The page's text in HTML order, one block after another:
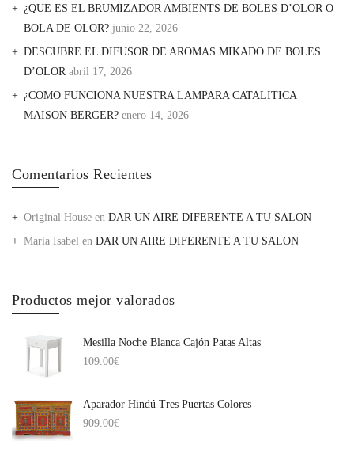
¿QUE ES EL BRUMIZADOR AMBIENTS DE BOLES D’OLOR O
BOLA DE OLOR? junio 22, 2026
DESCUBRE EL DIFUSOR DE AROMAS MIKADO DE BOLES
D’OLOR abril 17, 2026
¿COMO FUNCIONA NUESTRA LAMPARA CATALITICA
MAISON BERGER? enero 14, 2026
Comentarios Recientes
Original House en DAR UN AIRE DIFERENTE A TU SALON
Maria Isabel en DAR UN AIRE DIFERENTE A TU SALON
Productos mejor valorados
Mesilla Noche Blanca Cajón Patas Altas
109.00€
Aparador Hindú Tres Puertas Colores
909.00€